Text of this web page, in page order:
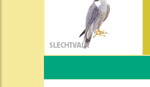
SLECHTVALK